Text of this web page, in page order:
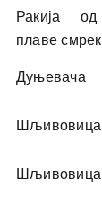
Ракија
плаве
Дуњевача
Шљивовица
Шљивовица